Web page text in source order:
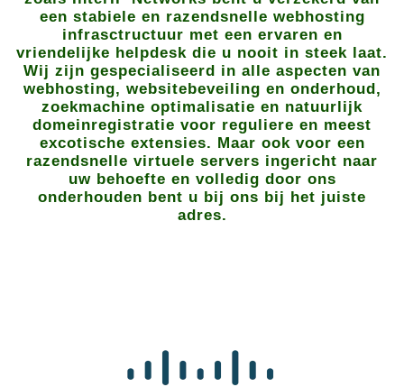
een stabiele en razendsnelle webhosting
infrasctructuur met een ervaren en
vriendelijke helpdesk die u nooit in steek laat.
Wij zijn gespecialiseerd in alle aspecten van
webhosting, websitebeveiling en onderhoud,
zoekmachine optimalisatie en natuurlijk
domeinregistratie voor reguliere en meest
excotische extensies. Maar ook voor een
razendsnelle virtuele servers ingericht naar
uw behoefte en volledig door ons
onderhouden bent u bij ons bij het juiste
adres.